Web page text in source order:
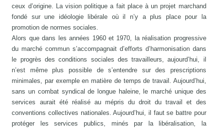
ceux d’origine. La vision politique a fait place à un projet marchand
fondé sur une idéologie libérale où il n’y a plus place pour la
promotion de normes sociales.
Alors que dans les années 1960 et 1970, la réalisation progressive
du marché commun s’accompagnait d’efforts d’harmonisation dans
le progrès des conditions sociales des travailleurs, aujourd’hui, il
n’est même plus possible de s’entendre sur des prescriptions
minimales, par exemple en matière de temps de travail. Aujourd’hui,
sans un combat syndical de longue haleine, le marché unique des
services aurait été réalisé au mépris du droit du travail et des
conventions collectives nationales. Aujourd’hui, il faut se battre pour
protéger les services publics, minés par la libéralisation, la